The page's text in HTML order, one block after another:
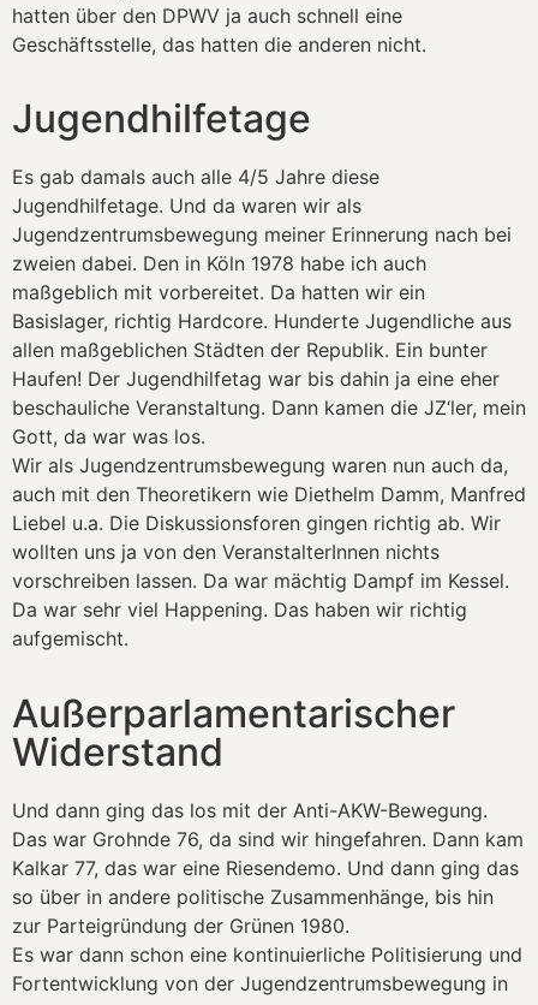
hatten über den DPWV ja auch schnell eine
Geschäftsstelle, das hatten die anderen nicht.
Jugendhilfetage
Es gab damals auch alle 4/5 Jahre diese
Jugendhilfetage. Und da waren wir als
Jugendzentrumsbewegung meiner Erinnerung nach bei
zweien dabei. Den in Köln 1978 habe ich auch
maßgeblich mit vorbereitet. Da hatten wir ein
Basislager, richtig Hardcore. Hunderte Jugendliche aus
allen maßgeblichen Städten der Republik. Ein bunter
Haufen! Der Jugendhilfetag war bis dahin ja eine eher
beschauliche Veranstaltung. Dann kamen die JZ‘ler, mein
Gott, da war was los.
Wir als Jugendzentrumsbewegung waren nun auch da,
auch mit den Theoretikern wie Diethelm Damm, Manfred
Liebel u.a. Die Diskussionsforen gingen richtig ab. Wir
wollten uns ja von den VeranstalterInnen nichts
vorschreiben lassen. Da war mächtig Dampf im Kessel.
Da war sehr viel Happening. Das haben wir richtig
aufgemischt.
Außerparlamentarischer
Widerstand
Und dann ging das los mit der Anti-AKW-Bewegung.
Das war Grohnde 76, da sind wir hingefahren. Dann kam
Kalkar 77, das war eine Riesendemo. Und dann ging das
so über in andere politische Zusammenhänge, bis hin
zur Parteigründung der Grünen 1980.
Es war dann schon eine kontinuierliche Politisierung und
Fortentwicklung von der Jugendzentrumsbewegung in